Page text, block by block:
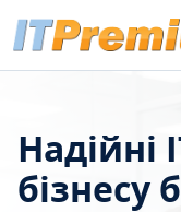
Надійні
бізнесу